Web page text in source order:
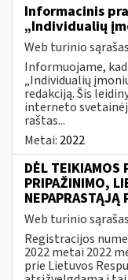
Informacinis
„Individualių
Web turinio sąrašas
Informuojame,
„Individualių
redakciją. Šis
interneto
raštas...
Metai: 2022
DĖL TEIKIAMOS
PRIPAŽINIMO,
NEPAPRASTĄJĄ
Web turinio sąrašas
Registracijos
2022 metai 2022
prie Lietuvos